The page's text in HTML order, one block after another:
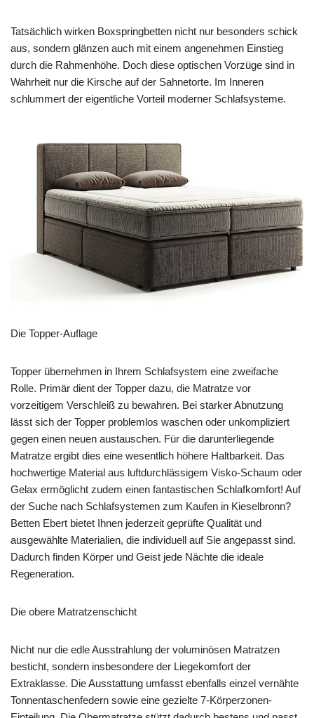
Tatsächlich wirken Boxspringbetten nicht nur besonders schick
aus, sondern glänzen auch mit einem angenehmen Einstieg
durch die Rahmenhöhe. Doch diese optischen Vorzüge sind in
Wahrheit nur die Kirsche auf der Sahnetorte. Im Inneren
schlummert der eigentliche Vorteil moderner Schlafsysteme.
Die Topper-Auflage
Topper übernehmen in Ihrem Schlafsystem eine zweifache
Rolle. Primär dient der Topper dazu, die Matratze vor
vorzeitigem Verschleiß zu bewahren. Bei starker Abnutzung
lässt sich der Topper problemlos waschen oder unkompliziert
gegen einen neuen austauschen. Für die darunterliegende
Matratze ergibt dies eine wesentlich höhere Haltbarkeit. Das
hochwertige Material aus luftdurchlässigem Visko-Schaum oder
Gelax ermöglicht zudem einen fantastischen Schlafkomfort! Auf
der Suche nach Schlafsystemen zum Kaufen in Kieselbronn?
Betten Ebert bietet Ihnen jederzeit geprüfte Qualität und
ausgewählte Materialien, die individuell auf Sie angepasst sind.
Dadurch finden Körper und Geist jede Nächte die ideale
Regeneration.
Die obere Matratzenschicht
Nicht nur die edle Ausstrahlung der voluminösen Matratzen
besticht, sondern insbesondere der Liegekomfort der
Extraklasse. Die Ausstattung umfasst ebenfalls einzel vernähte
Tonnentaschenfedern sowie eine gezielte 7-Körperzonen-